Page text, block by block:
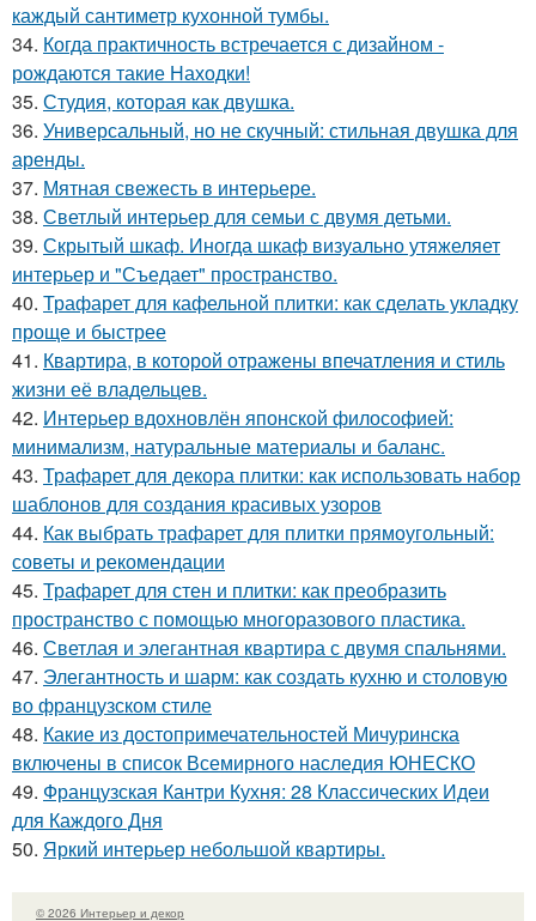
каждый сантиметр кухонной тумбы.
34. Когда практичность встречается с дизайном -
рождаются такие Находки!
35. Студия, которая как двушка.
36. Универсальный, но не скучный: стильная двушка для
аренды.
37. Мятная свежесть в интерьере.
38. Светлый интерьер для семьи с двумя детьми.
39. Скрытый шкаф. Иногда шкаф визуально утяжеляет
интерьер и "Съедает" пространство.
40. Трафарет для кафельной плитки: как сделать укладку
проще и быстрее
41. Квартира, в которой отражены впечатления и стиль
жизни её владельцев.
42. Интерьер вдохновлён японской философией:
минимализм, натуральные материалы и баланс.
43. Трафарет для декора плитки: как использовать набор
шаблонов для создания красивых узоров
44. Как выбрать трафарет для плитки прямоугольный:
советы и рекомендации
45. Трафарет для стен и плитки: как преобразить
пространство с помощью многоразового пластика.
46. Светлая и элегантная квартира с двумя спальнями.
47. Элегантность и шарм: как создать кухню и столовую
во французском стиле
48. Какие из достопримечательностей Мичуринска
включены в список Всемирного наследия ЮНЕСКО
49. Французская Кантри Кухня: 28 Классических Идеи
для Каждого Дня
50. Яркий интерьер небольшой квартиры.
© 2026 Интерьер и декор